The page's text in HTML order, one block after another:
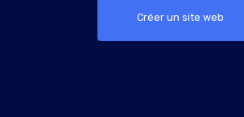
Créer un site web